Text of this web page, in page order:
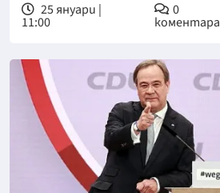
25 януари |
11:00
0
коментара